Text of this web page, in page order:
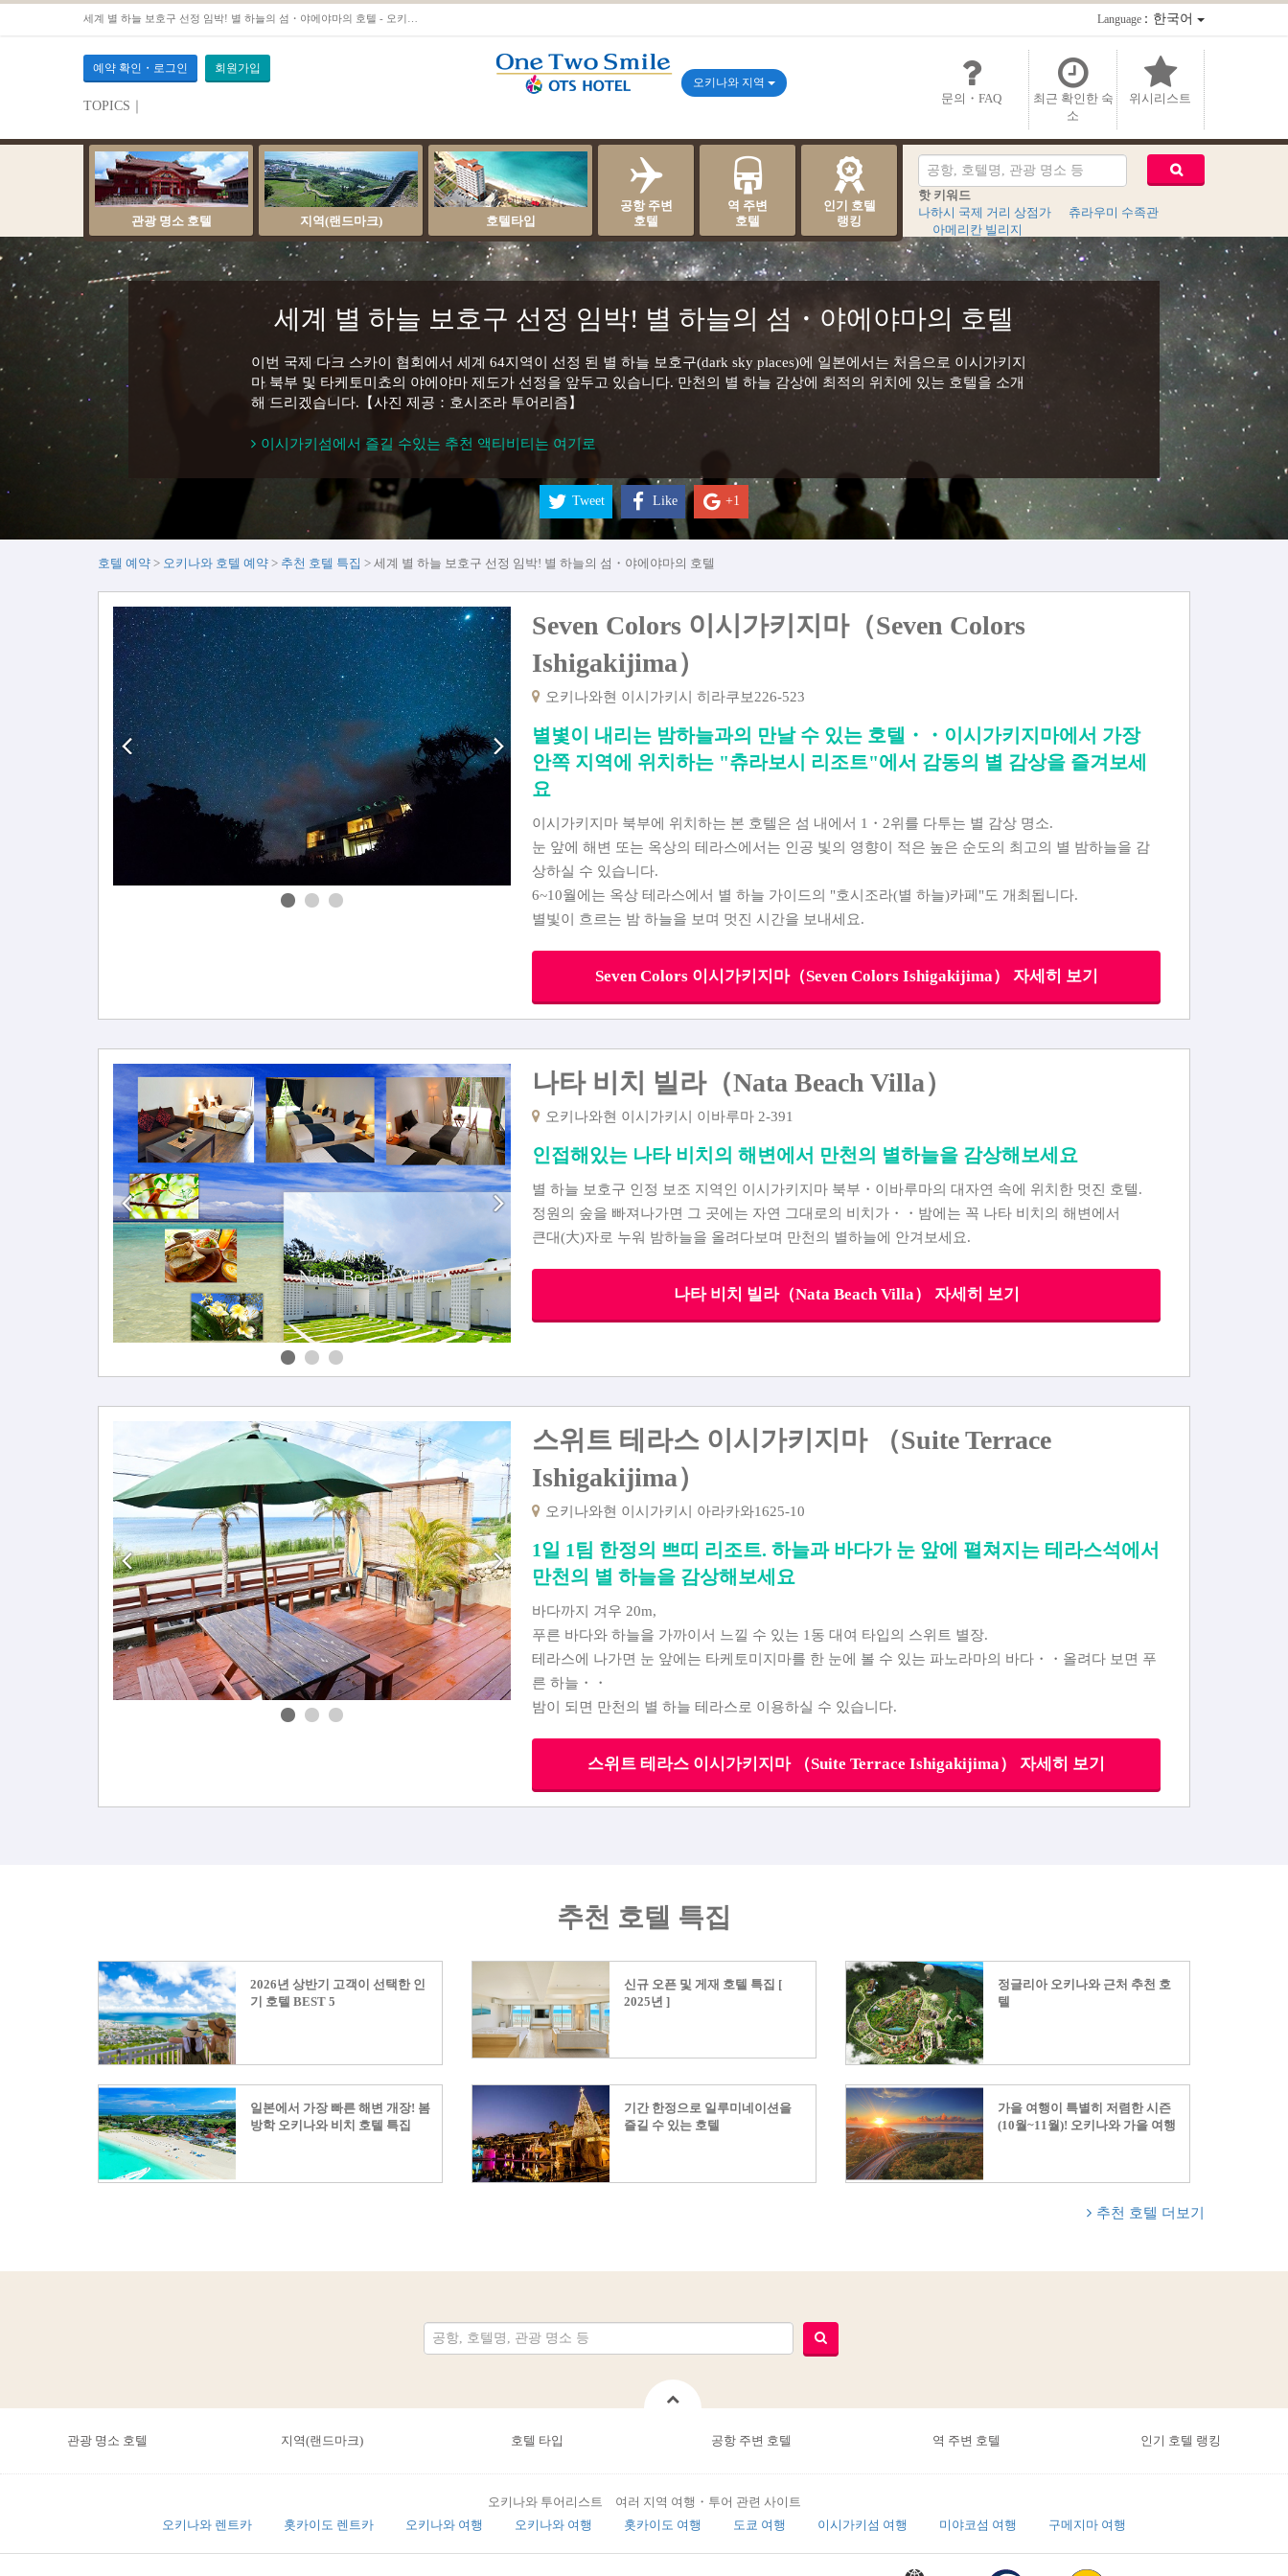
Language：한국어
예약 확인・로그인 회원가입
TOPICS｜
문의・FAQ
최근 확인한 숙
소
위시리스트
오키나와 지역
관광 명소 호텔 지역(랜드마크) 호텔타입
공항 주변
호텔
역 주변
호텔
인기 호텔
랭킹
핫 키워드
나하시 국제 거리 상점가
츄라우미 수족관
아메리칸 빌리지
세계 별 하늘 보호구 선정 임박! 별 하늘의 섬・야에야마의 호텔
이번 국제 다크 스카이 협회에서 세계 64지역이 선정 된 별 하늘 보호구(dark sky places)에 일본에서는 처음으로 이시가키지
마 북부 및 타케토미쵸의 야에야마 제도가 선정을 앞두고 있습니다. 만천의 별 하늘 감상에 최적의 위치에 있는 호텔을 소개
해 드리겠습니다.【사진 제공：호시조라 투어리즘】
이시가키섬에서 즐길 수있는 추천 액티비티는 여기로
Tweet Like +1
호텔 예약 오키나와 호텔 예약 추천 호텔 특집 세계 별 하늘 보호구 선정 임박! 별 하늘의 섬・야에야마의 호텔
Seven Colors 이시가키지마（Seven Colors
Ishigakijima）
오키나와현 이시가키시 히라쿠보226-523
별볓이 내리는 밤하늘과의 만날 수 있는 호텔・・이시가키지마에서 가장
안쪽 지역에 위치하는 "츄라보시 리조트"에서 감동의 별 감상을 즐겨보세
요
이시가키지마 북부에 위치하는 본 호텔은 섬 내에서 1・2위를 다투는 별 감상 명소.
눈 앞에 해변 또는 옥상의 테라스에서는 인공 빛의 영향이 적은 높은 순도의 최고의 별 밤하늘을 감
상하실 수 있습니다.
6~10월에는 옥상 테라스에서 별 하늘 가이드의 "호시조라(별 하늘)카페"도 개최됩니다.
별빛이 흐르는 밤 하늘을 보며 멋진 시간을 보내세요.
Seven Colors 이시가키지마（Seven Colors Ishigakijima） 자세히 보기
나타 비치 빌라（Nata Beach Villa）
오키나와현 이시가키시 이바루마 2-391
인접해있는 나타 비치의 해변에서 만천의 별하늘을 감상해보세요
별 하늘 보호구 인정 보조 지역인 이시가키지마 북부・이바루마의 대자연 속에 위치한 멋진 호텔.
정원의 숲을 빠져나가면 그 곳에는 자연 그대로의 비치가・・밤에는 꼭 나타 비치의 해변에서
큰대(大)자로 누워 밤하늘을 올려다보며 만천의 별하늘에 안겨보세요.
나타 비치 빌라（Nata Beach Villa） 자세히 보기
스위트 테라스 이시가키지마 （Suite Terrace
Ishigakijima）
오키나와현 이시가키시 아라카와1625-10
1일 1팀 한정의 쁘띠 리조트. 하늘과 바다가 눈 앞에 펼쳐지는 테라스석에서
만천의 별 하늘을 감상해보세요
바다까지 겨우 20m,
푸른 바다와 하늘을 가까이서 느낄 수 있는 1동 대여 타입의 스위트 별장.
테라스에 나가면 눈 앞에는 타케토미지마를 한 눈에 볼 수 있는 파노라마의 바다・・올려다 보면 푸
른 하늘・・
밤이 되면 만천의 별 하늘 테라스로 이용하실 수 있습니다.
스위트 테라스 이시가키지마 （Suite Terrace Ishigakijima） 자세히 보기
추천 호텔 특집
2026년 상반기 고객이 선택한 인
기 호텔 BEST 5
신규 오픈 및 게재 호텔 특집 [
2025년 ]
정글리아 오키나와 근처 추천 호
텔
일본에서 가장 빠른 해변 개장! 봄
방학 오키나와 비치 호텔 특집
기간 한정으로 일루미네이션을
즐길 수 있는 호텔
가을 여행이 특별히 저렴한 시즌
(10월~11월)! 오키나와 가을 여행
추천 호텔 더보기
관광 명소 호텔 지역(랜드마크) 호텔 타입 공항 주변 호텔 역 주변 호텔 인기 호텔 랭킹
오키나와 투어리스트 여러 지역 여행・투어 관련 사이트
오키나와 렌트카
홋카이도 렌트카 오키나와 여행 오키나와 여행 홋카이도 여행 도쿄 여행 이시가키섬 여행 미야코섬 여행 구메지마 여행